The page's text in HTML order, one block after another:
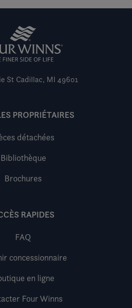
St Cadillac, MI 49601
PROPRIÉTAIRES
détachées
Bibliothèque
Brochures
RAPIDES
FAQ
concessionnaire
en ligne
Four Winns